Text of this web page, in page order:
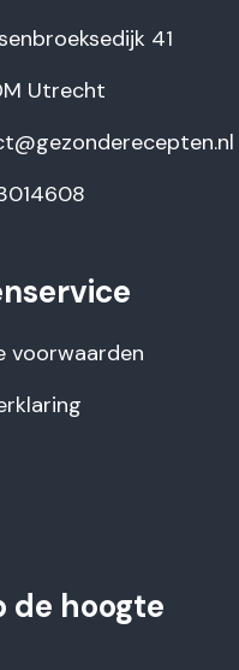
41
Utrecht
voorwaarden
de hoogte